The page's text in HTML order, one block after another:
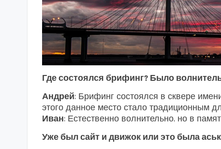
Где состоялся брифинг? Было
Андрей: Брифинг состоялся в сквере
этого данное место стало традиционным
Иван: Естественно волнительно, но в
Уже был сайт и движок или это была